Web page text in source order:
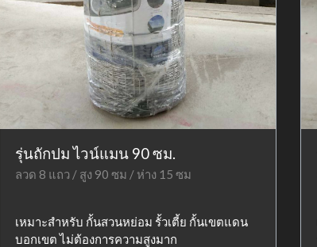
รุ่นถักปม ไวน์แมน 90 ซม.
ลวด 8 แถว / สูง 90 ซม / ห่าง 15 ซม
เหมาะสำหรับ กั้นสวนหย่อม รั้วเตี้ย กั้นเขตแดน
บอกเขต ไม่ต้องการความสูงมาก